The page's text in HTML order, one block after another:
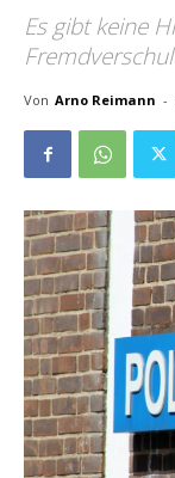
Es gibt keine
Von Arno Reimann -